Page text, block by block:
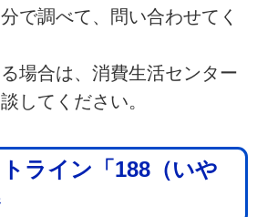
で調べて、問い合わせてく
場合は、消費生活センター
してください。
ライン「188（いや